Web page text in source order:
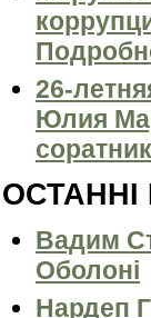
26-
Юлия
ОСТАННІ
Вадим
Оболоні
Нардеп